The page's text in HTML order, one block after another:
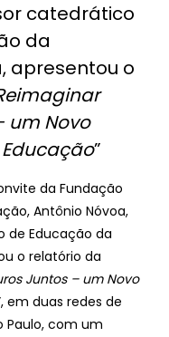
catedrático
da
apresentou o
um Novo
”
da Fundação
Antônio Nóvoa,
de Educação da
o relatório da
Juntos – um Novo
em duas redes de
Paulo, com um